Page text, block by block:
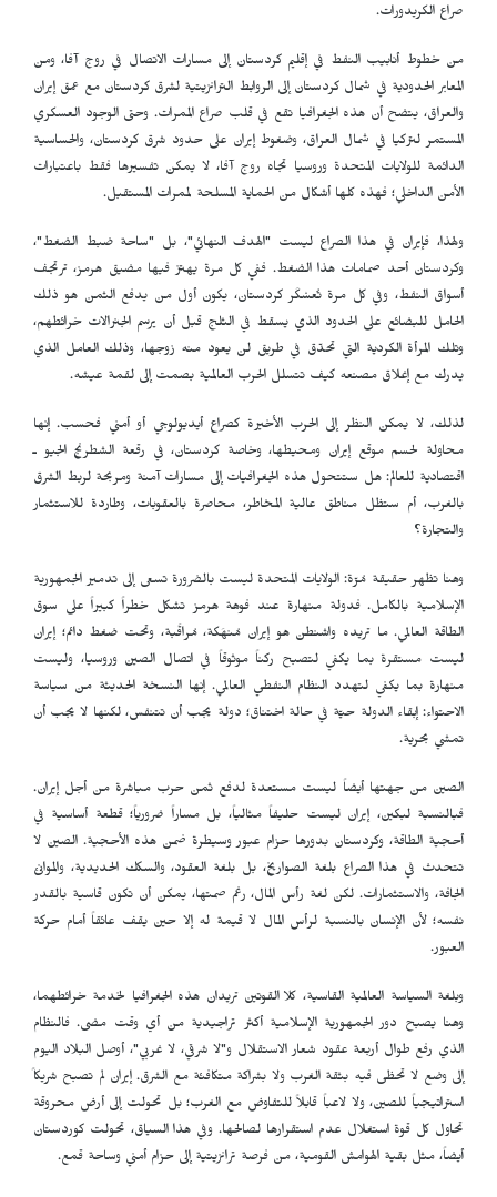
صراع الكریدورات.
من خطوط أنابيب النفط في إقليم كردستان إلى مسارات الاتصال في روج آفا، ومن
المعابر الحدودية في شمال كردستان إلى الروابط الترانزيتية لشرق كردستان مع عمق إيران
والعراق، يتضح أن هذه الجغرافيا تقع في قلب صراع الممرات. وحتى الوجود العسكري
المستمر لتركيا في شمال العراق، وضغوط إيران على حدود شرق كردستان، والحساسية
الدائمة للولايات المتحدة وروسيا تجاه روج آفا، لا يمكن تفسيرها فقط باعتبارات
الأمن الداخلي؛ فهذه كلها أشكال من الحماية المسلحة لممرات المستقبل.
ولهذا، فإيران في هذا الصراع ليست "الهدف النهائي"، بل "ساحة ضبط الضغط"،
وكردستان أحد صمامات هذا الضغط. ففي كل مرة يهتز فيها مضيق هرمز، ترتجف
أسواق النفط، وفي كل مرة تُعسْكَر كردستان، يكون أول من يدفع الثمن هو ذلك
الحامل للبضائع على الحدود الذي يسقط في الثلج قبل أن يرسم الجنرالات خرائطهم،
وتلك المرأة الكردية التي تحدّق في طريق لن يعود منه زوجها، وذلك العامل الذي
يدرك مع إغلاق مصنعه كيف تتسلل الحرب العالمية بصمت إلى لقمة عيشه.
لذلك، لا يمكن النظر إلى الحرب الأخيرة كصراع أيديولوجي أو أمني فحسب. إنها
محاولة لحسم موقع إيران ومحيطها، وخاصة كردستان، في رقعة الشطرنج الجيو ـ
اقتصادية للعالم: هل ستتحول هذه الجغرافيات إلى مسارات آمنة ومربحة لربط الشرق
بالغرب، أم ستظل مناطق عالية المخاطر، محاصرة بالعقوبات، وطاردة للاستثمار
والتجارة؟
وهنا تظهر حقيقة مُرّة: الولايات المتحدة ليست بالضرورة تسعى إلى تدمير الجمهورية
الإسلامية بالكامل. فدولة منهارة عند فوهة هرمز تشكل خطراً كبيراً على سوق
الطاقة العالمي. ما تريده واشنطن هو إيران مُنهَكة، مُراقَبة، وتحت ضغط دائم؛ إيران
ليست مستقرة بما يكفي لتصبح ركناً موثوقاً في اتصال الصين وروسيا، وليست
منهارة بما يكفي لتهدد النظام النفطي العالمي. إنها النسخة الحديثة من سياسة
الاحتواء: إبقاء الدولة حيّة في حالة اختناق؛ دولة يجب أن تتنفس، لكنها لا يجب أن
تمشي بحرية.
الصين من جهتها أيضاً ليست مستعدة لدفع ثمن حرب مباشرة من أجل إيران.
فبالنسبة لبكين، إيران ليست حليفاً مثالياً، بل مساراً ضرورياً؛ قطعة أساسية في
أحجية الطاقة، وكردستان بدورها حزام عبور وسيطرة ضمن هذه الأحجية. الصين لا
تتحدث في هذا الصراع بلغة الصواريخ، بل بلغة العقود، والسكك الحديدية، والموانئ
الجافة، والاستثمارات. لكن لغة رأس المال، رغم صمتها، يمكن أن تكون قاسية بالقدر
نفسه؛ لأن الإنسان بالنسبة لرأس المال لا قيمة له إلا حين يقف عائقاً أمام حركة
العبور.
وبلغة السياسة العالمية القاسية، كلا القوتين تريدان هذه الجغرافيا لخدمة خرائطهما،
وهنا يصبح دور الجمهورية الإسلامية أكثر تراجيدية من أي وقت مضى. فالنظام
الذي رفع طوال أربعة عقود شعار الاستقلال و"لا شرقي، لا غربي"، أوصل البلاد اليوم
إلى وضع لا تحظى فيه بثقة الغرب ولا بشراكة متكافئة مع الشرق. إيران لم تصبح شريكاً
استراتيجياً للصين، ولا لاعباً قابلاً للتفاوض مع الغرب؛ بل تحولت إلى أرض محروقة
تحاول كل قوة استغلال عدم استقرارها لصالحها. وفي هذا السياق، تحولت كوردستان
أيضاً، مثل بقية الهوامش القومية، من فرصة ترانزيتية إلى حزام أمني وساحة قمع.